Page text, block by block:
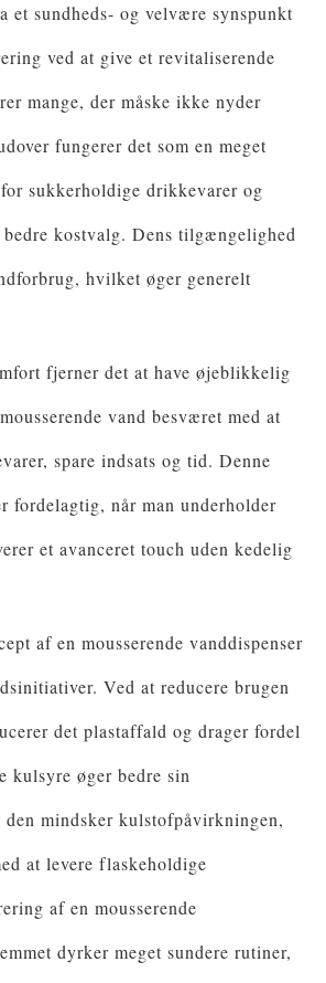
et sundheds- og velvære synspunkt
ved at give et revitaliserende
mange, der måske ikke nyder
fungerer det som en meget
sukkerholdige drikkevarer og
kostvalg. Dens tilgængelighed
hvilket øger generelt
fjerner det at have øjeblikkelig
vand besværet med at
spare indsats og tid. Denne
fordelagtig, når man underholder
et avanceret touch uden kedelig
af en mousserende vanddispenser
Ved at reducere brugen
det plastaffald og drager fordel
kulsyre øger bedre sin
mindsker kulstofpåvirkningen,
at levere flaskeholdige
af en mousserende
dyrker meget sundere rutiner,